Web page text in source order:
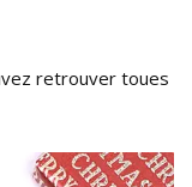
retrouver toues